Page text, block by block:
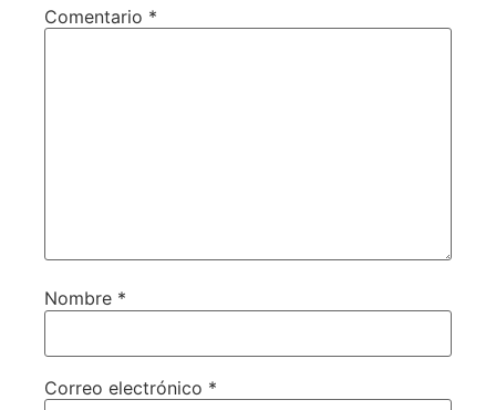
Comentario *
Nombre *
Correo electrónico *